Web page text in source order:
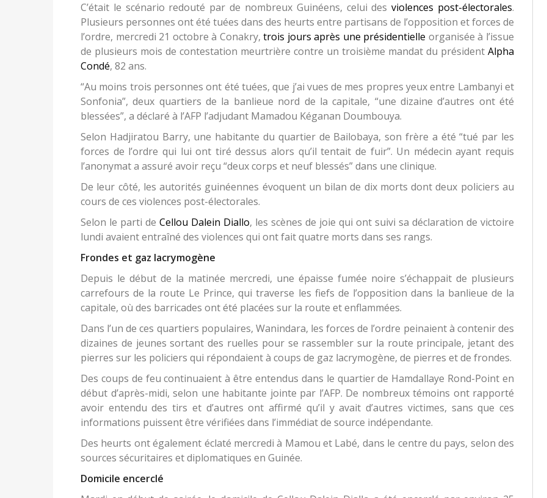
C’était le scénario redouté par de nombreux Guinéens, celui desviolences post-électorales.
Plusieurs personnes ont été tuées dans des heurts entre partisans de l’opposition et forces de
l’ordre, mercredi 21 octobre à Conakry,trois jours après une présidentielle organisée à l’issue
de plusieurs mois de contestation meurtrière contre un troisième mandat du président Alpha
Condé, 82 ans.
“Au moins trois personnes ont été tuées, que j’ai vues de mes propres yeux entre Lambanyi et
Sonfonia”, deux quartiers de la banlieue nord de la capitale, “une dizaine d’autres ont été
blessées”, a déclaré à l’AFP l’adjudant Mamadou Kéganan Doumbouya.
Selon Hadjiratou Barry, une habitante du quartier de Bailobaya, son frère a été “tué par les
forces de l’ordre qui lui ont tiré dessus alors qu’il tentait de fuir”. Un médecin ayant requis
l’anonymat a assuré avoir reçu “deux corps et neuf blessés” dans une clinique.
De leur côté, les autorités guinéennes évoquent un bilan de dix morts dont deux policiers au
cours de ces violences post-électorales.
Selon le parti de Cellou Dalein Diallo, les scènes de joie qui ont suivi sa déclaration de victoire
lundi avaient entraîné des violences qui ont fait quatre morts dans ses rangs.
Frondes et gaz lacrymogène
Depuis le début de la matinée mercredi, une épaisse fumée noire s’échappait de plusieurs
carrefours de la route Le Prince, qui traverse les fiefs de l’opposition dans la banlieue de la
capitale, où des barricades ont été placées sur la route et enflammées.
Dans l’un de ces quartiers populaires, Wanindara, les forces de l’ordre peinaient à contenir des
dizaines de jeunes sortant des ruelles pour se rassembler sur la route principale, jetant des
pierres sur les policiers qui répondaient à coups de gaz lacrymogène, de pierres et de frondes.
Des coups de feu continuaient à être entendus dans le quartier de Hamdallaye Rond-Point en
début d’après-midi, selon une habitante jointe par l’AFP. De nombreux témoins ont rapporté
avoir entendu des tirs et d’autres ont affirmé qu’il y avait d’autres victimes, sans que ces
informations puissent être vérifiées dans l’immédiat de source indépendante.
Des heurts ont également éclaté mercredi à Mamou et Labé, dans le centre du pays, selon des
sources sécuritaires et diplomatiques en Guinée.
Domicile encerclé